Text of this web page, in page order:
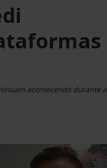
acontecendo durante a